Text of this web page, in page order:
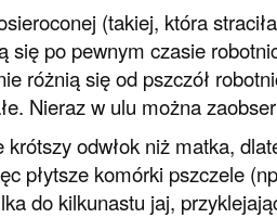
(takiej, która
się po pewnym czasie
różnią się od pszczół
Nieraz w ulu można
odwłok niż matka,
płytsze komórki pszczele
do kilkunastu jaj,